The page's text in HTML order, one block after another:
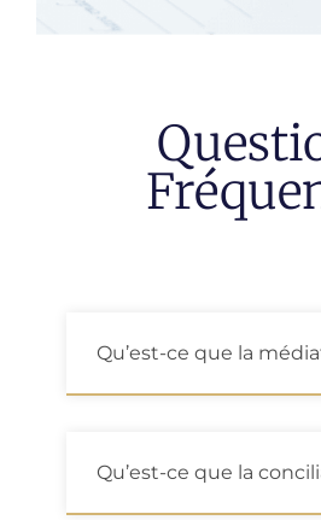
Qu’est-ce que la
Qu’est-ce que la